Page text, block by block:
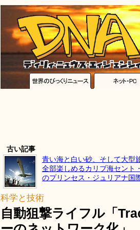
古い記事
青い海と白い砂、そして大型
全部楽しめるカリブ海セント
のプリンセス・ジュリアナ国
科学と技術
自動狙撃ライフル「